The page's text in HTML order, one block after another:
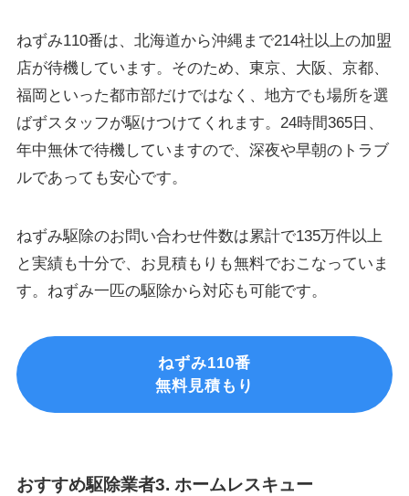
ねずみ110番は、 北海道から沖縄まで214社以上の加盟
店が待機しています。そのため、東京、大阪、京都、
福岡といった都市部だけではなく、地方でも場所を選
ばずスタッフが駆けつけてくれます。 24時間365日 、
年中無休で待機していますので、深夜や早朝のトラブ
ルであっても安心です。
ねずみ駆除のお問い合わせ件数は累計で135万件以上
と実績も十分で、お見積もりも無料でおこなっていま
す。ねずみ一匹の駆除から対応も可能です。
ねずみ110番
無料見積もり
おすすめ駆除業者3. ホームレスキュー